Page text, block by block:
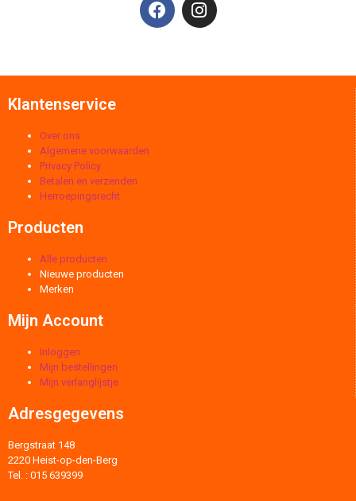
Klantenservice
Over ons
Algemene voorwaarden
Privacy Policy
Betalen en verzenden
Herroepingsrecht
Producten
Alle producten
Nieuwe producten
Merken
Mijn Account
Inloggen
Mijn bestellingen
Mijn verlanglijstje
Adresgegevens
Bergstraat 148
2220 Heist-op-den-Berg
Tel. : 015 639399